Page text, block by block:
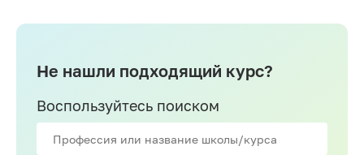
Не нашли подходящий курс?
Воспользуйтесь поиском